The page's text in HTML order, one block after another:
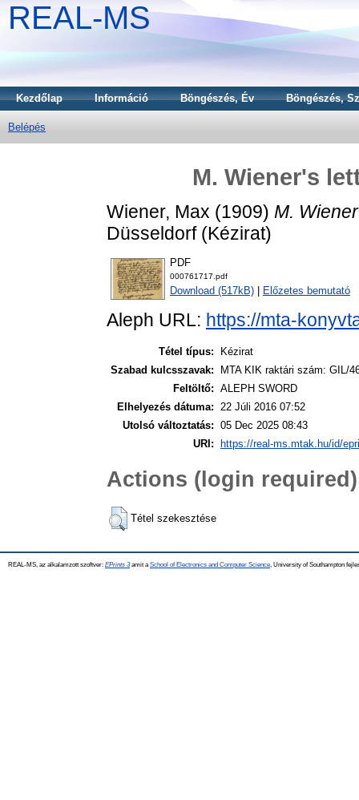
REAL-MS
Kezdőlap Információ Böngészés, Év Böngészés,
Belépés
M. Wiener's
Wiener, Max (1909) M.
Düsseldorf (Kézirat)
PDF
000761717.pdf
Download (517kB) Előzetes bemutató
Aleph URL: https://mta-
Tétel típus:
Kézirat
Szabad kulcsszavak:
MTA KIK raktári szám: GIL/
Feltöltő: ALEPH SWORD
Elhelyezés dátuma: 22 Júli 2016 07:52
Utolsó változtatás: 05 Dec 2025 08:43
URI:
https://real-ms.mtak.hu/id/
Actions (login required)
Tétel szekesztése
REAL-MS, az alkalamzott szoftver: EPrints 3amit a School of Electronics and Computer Science , University of Southampton